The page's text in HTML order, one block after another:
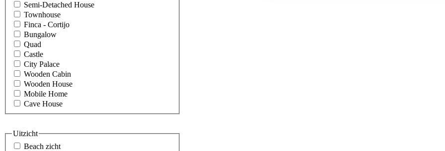
Semi-Detached House
Townhouse
Finca - Cortijo
Bungalow
Quad
Castle
City Palace
Wooden Cabin
Wooden House
Mobile Home
Cave House
Uitzicht
Beach zicht